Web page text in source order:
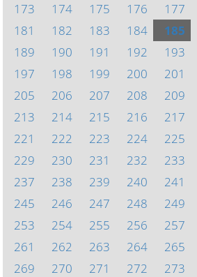
173
174 175 176 177
181
182 183 184 185
189
190 191 192 193
197
198 199 200 201
205
206 207 208 209
213
214 215 216 217
221
222 223 224 225
229
230 231 232 233
237
238 239 240 241
245
246 247 248 249
253
254 255 256 257
261
262 263 264 265
269
270 271 272 273